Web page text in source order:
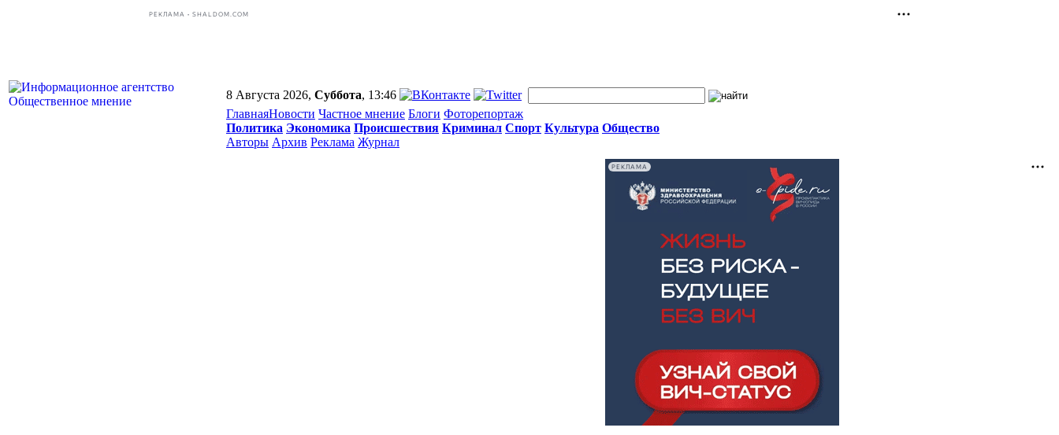
РЕКЛАМА • SHALDOM.COM
8 Августа 2026, Суббота, 13:46
ГлавнаяНовости Частное мнение Блоги Фоторепортаж
Политика Экономика Происшествия Криминал Спорт Культура Общество
Авторы Архив Реклама Журнал
РЕКЛАМА